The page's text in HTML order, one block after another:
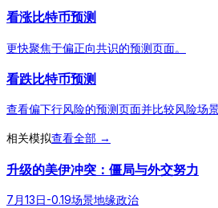
看涨比特币预测
更快聚焦于偏正向共识的预测页面。
看跌比特币预测
查看偏下行风险的预测页面并比较风险场景
相关模拟查看全部 →
升级的美伊冲突：僵局与外交努力
7月13日-0.19场景地缘政治